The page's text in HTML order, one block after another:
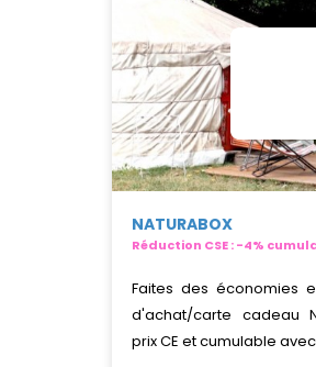
NATURABOX
Réduction CSE : -4%
Faites des économies
d'achat/carte cadeau
prix CE et cumulable